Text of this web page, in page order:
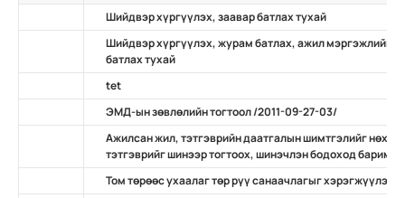
Шийдвэр хүргүүлэх, заавар батлах тухай
Шийдвэр хүргүүлэх, журам батлах, ажил мэргэжлийн
батлах тухай
tet
ЭМД-ын зөвлөлийн тогтоол /2011-09-27-03/
Ажилсан жил, тэтгэврийн даатгалын шимтгэлийг нөхөн
тэтгэврийг шинээр тогтоох, шинэчлэн бодоход
Том төрөөс ухаалаг төр рүү санаачлагыг хэрэгжүүлэх